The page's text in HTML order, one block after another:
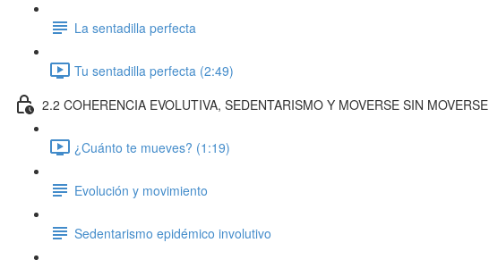
La sentadilla perfecta
Tu sentadilla perfecta (2:49)
2.2 COHERENCIA EVOLUTIVA, SEDENTARISMO Y MOVERSE SIN MOVERSE
¿Cuánto te mueves? (1:19)
Evolución y movimiento
Sedentarismo epidémico involutivo